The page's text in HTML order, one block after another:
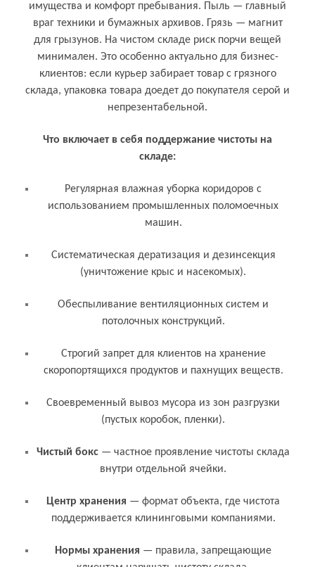
имущества и комфорт пребывания. Пыль — главный
враг техники и бумажных архивов. Грязь — магнит
для грызунов. На чистом складе риск порчи вещей
минимален. Это особенно актуально для бизнес-
клиентов: если курьер забирает товар с грязного
склада, упаковка товара доедет до покупателя серой и
непрезентабельной.
Что включает в себя поддержание чистоты на
складе:
Регулярная влажная уборка коридоров с
использованием промышленных поломоечных
машин.
Систематическая дератизация и дезинсекция
(уничтожение крыс и насекомых).
Обеспыливание вентиляционных систем и
потолочных конструкций.
Строгий запрет для клиентов на хранение
скоропортящихся продуктов и пахнущих веществ.
Своевременный вывоз мусора из зон разгрузки
(пустых коробок, пленки).
Связанные термины и понятия
Чистый бокс — частное проявление чистоты склада
внутри отдельной ячейки.
Центр хранения — формат объекта, где чистота
поддерживается клининговыми компаниями.
Нормы хранения — правила, запрещающие